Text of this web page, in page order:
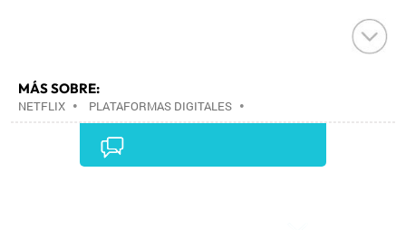
MÁS SOBRE:
NETFLIX • PLATAFORMAS DIGITALES •
TELEVISIÓN IP•TELEVISIÓN•INTERNET•
•ECONOMÍA
MEDIOS COMUNICACIÓN•COMUNICACIONES•